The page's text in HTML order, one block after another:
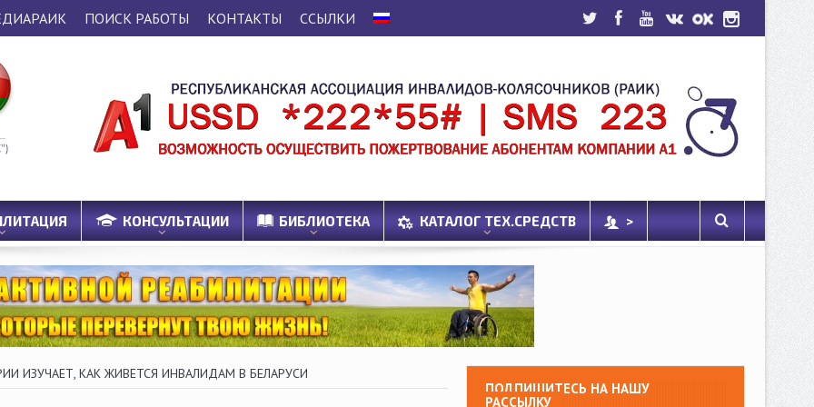
ПОИСК РАБОТЫ КОНТАКТЫ ССЫЛКИ
КОНСУЛЬТАЦИИ БИБЛИОТЕКА КАТАЛОГ ТЕХ.СРЕДСТВ >
ИЗУЧАЕТ, КАК ЖИВЕТСЯ ИНВАЛИДАМ В БЕЛАРУСИ
ПОДПИШИТЕСЬ НА НАШУ
РАССЫЛКУ